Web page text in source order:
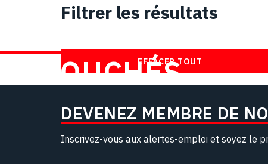
DÉBOUCHÉS
CHEZ NOUS
Filtrer les résultats
EFFACER TOUT
DEVENEZ MEMBRE DE
Inscrivez-vous aux alertes-emploi et soyez le